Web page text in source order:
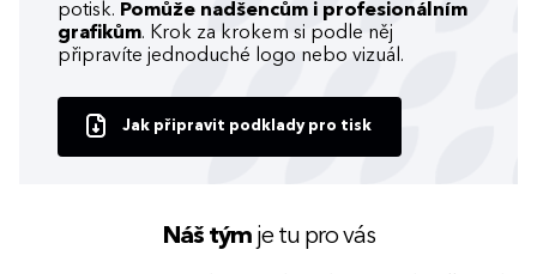
potisk. Pomůže nadšencům i profesionálním
grafikům. Krok za krokem si podle něj
připravíte jednoduché logo nebo vizuál.
Jak připravit podklady pro tisk
Náš týmje tu pro vás